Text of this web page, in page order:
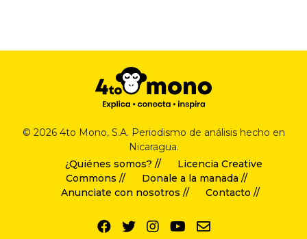
© 2026 4to Mono, S.A. Periodismo de análisis hecho en
Nicaragua.
¿Quiénes somos? //
Licencia Creative
Commons //
Donale a la manada //
Anunciate con nosotros //
Contacto //